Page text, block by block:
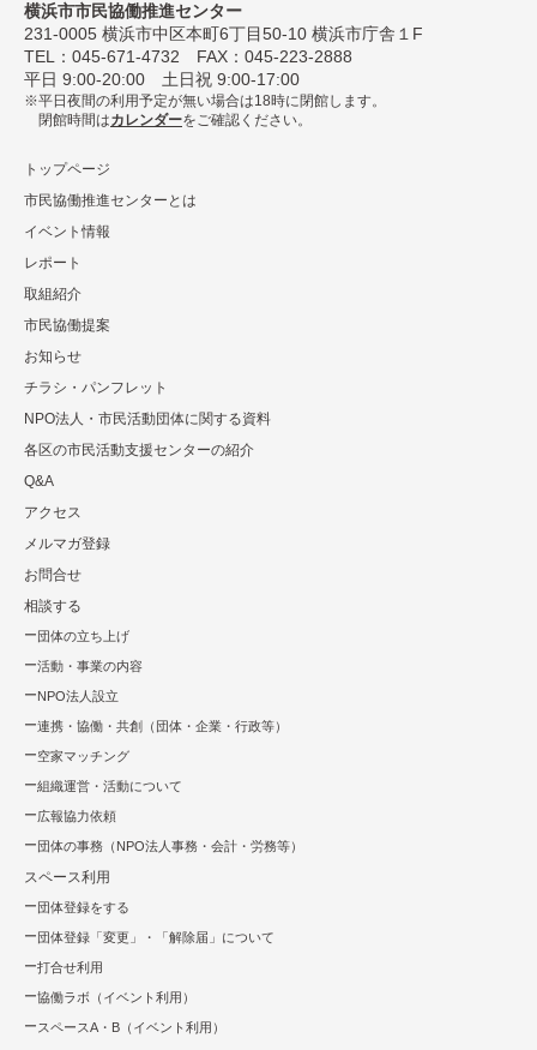
横浜市市民協働推進センター
231-0005 横浜市中区本町6丁⽬50-10 横浜市庁舎１F
TEL： 045-671-4732 FAX：045-223-2888
平⽇ 9:00-20:00 ⼟⽇祝 9:00-17:00
平日夜間の利用予定が無い場合は18時に閉館します。
閉館時間はカレンダーをご確認ください。
トップページ
市民協働推進センターとは
イベント情報
レポート
取組紹介
市⺠協働提案
お知らせ
チラシ・パンフレット
NPO法⼈・市⺠活動団体に関する資料
各区の市⺠活動⽀援センターの紹介
Q&A
アクセス
メルマガ登録
お問合せ
相談する
団体の立ち上げ
活動・事業の内容
NPO法⼈設⽴
連携・協働・共創（団体・企業・⾏政等）
空家マッチング
組織運営・活動について
広報協⼒依頼
団体の事務（NPO法人事務・会計・労務等）
スペース利用
団体登録をする
団体登録「変更」・「解除届」について
打合せ利用
協働ラボ（イベント利⽤）
スペースA・B（イベント利⽤）